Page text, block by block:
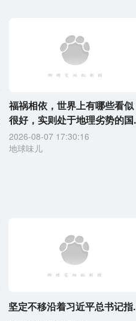
福祸相依，世界上有哪些看似
很好，实则处于地理劣势的国
2026-08-07 17:30:16
地球味儿
坚定不移沿着习近平总书记指